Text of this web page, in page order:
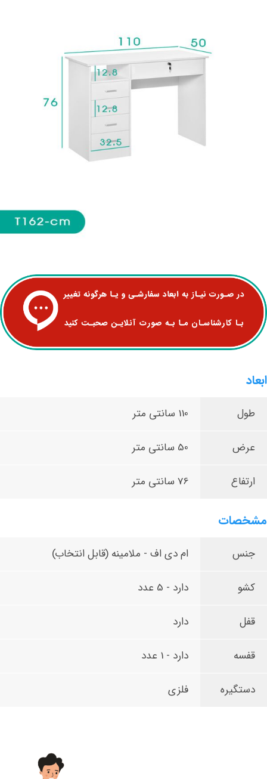
ابعاد
طول 110 سانتی متر
عرض 50 سانتی متر
ارتفاع 76 سانتی متر
مشخصات
جنس ام دی اف - ملامینه (قابل انتخاب)
کشو دارد - 5 عدد
قفل دارد
قفسه دارد - 1 عدد
دستگیره فلزی